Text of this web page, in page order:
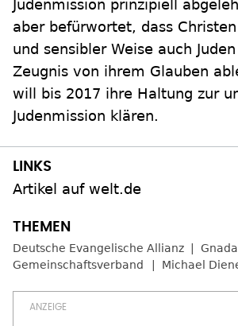
Judenmission prinzipiell
aber befürwortet, dass
und sensibler Weise auch
Zeugnis von ihrem Glauben
will bis 2017 ihre Haltung zur
Judenmission klären.
Artikel auf welt.de
Deutsche Evangelische Allianz
Gemeinschaftsverband
Michael